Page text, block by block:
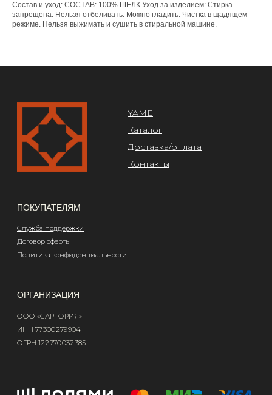
Состав и уход: СОСТАВ: 100% ШЕЛК Уход за изделием: Стирка
запрещена. Нельзя отбеливать. Можно гладить. Чистка в щадящем
режиме. Нельзя выжимать и сушить в стиральной машине.
ОРГАНИЗАЦИЯ
ООО «САРТОРИЯ»
Design by @abakumik